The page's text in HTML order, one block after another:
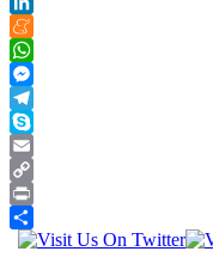
LinkedIn
Meneame
WhatsApp
Messenger
Telegram
Skype
Email
Copy
Link
Print
Compartir